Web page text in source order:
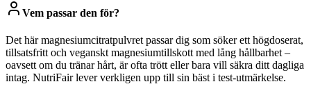
Vem passar den för?
Det här magnesiumcitratpulvret passar dig som söker ett högdoserat,
tillsatsfritt och veganskt magnesiumtillskott med lång hållbarhet –
oavsett om du tränar hårt, är ofta trött eller bara vill säkra ditt dagliga
intag. NutriFair lever verkligen upp till sin bäst i test-utmärkelse.